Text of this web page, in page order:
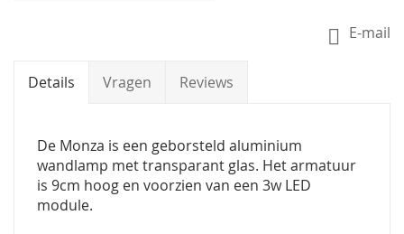
E-mail
Details Vragen Reviews
De Monza is een geborsteld aluminium
wandlamp met transparant glas. Het armatuur
is 9cm hoog en voorzien van een 3w LED
module.